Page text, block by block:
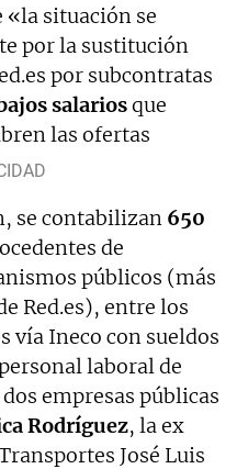
«la situación se
por la sustitución
.es por subcontratas
salariosque
las ofertas
se contabilizan 650
de
públicos (más
Red.es), entre los
vía Ineco con sueldos
laboral de
empresas públicas
Rodríguez, la ex
José Luis